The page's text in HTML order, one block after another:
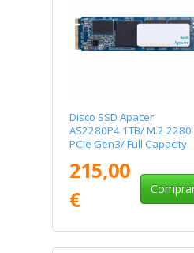
Disco SSD Apacer
AS2280P4 1TB/ M.2 2280
PCIe Gen3/ Full Capacity
215,00
€